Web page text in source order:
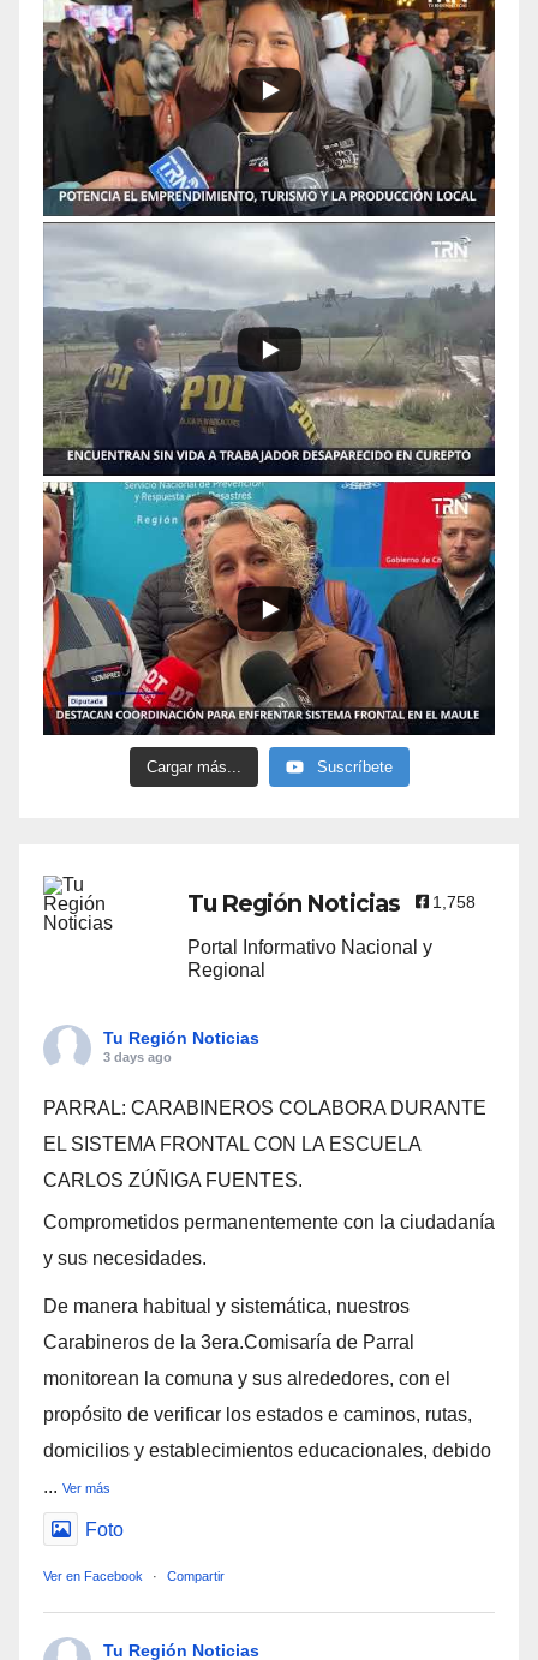
Cargar más... Suscríbete
Tu Región Noticias 1,758
Portal Informativo Nacional y
Regional
Tu Región Noticias
3 days ago
PARRAL: CARABINEROS COLABORA DURANTE
EL SISTEMA FRONTAL CON LA ESCUELA
CARLOS ZÚÑIGA FUENTES.
Comprometidos permanentemente con la ciudadanía
y sus necesidades.
De manera habitual y sistemática, nuestros
Carabineros de la 3era.Comisaría de Parral
monitorean la comuna y sus alrededores, con el
propósito de verificar los estados e caminos, rutas,
domicilios y establecimientos educacionales, debido
... Ver más
Foto
Ver en Facebook · Compartir
Tu Región Noticias